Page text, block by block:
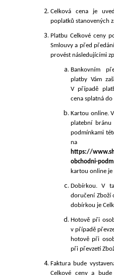
Celková cena je
poplatků stanovených
Platbu Celkové ceny
Smlouvy a před
provést následujícími
Bankovním
platby Vám
V případě
cena splatná do
Kartou online.
platební
podmínkami
na
https://
obchodni-
kartou online je
Dobírkou.
V
doručení Zboží
dobírkou je
Hotově při
v případě
hotově při
při převzetí
Faktura bude
Celkové ceny a bude